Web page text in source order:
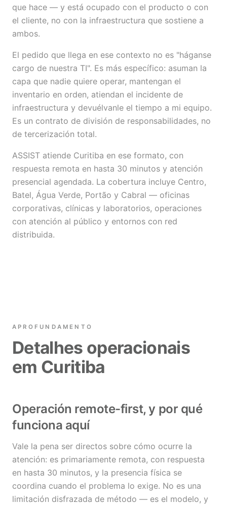
que hace — y está ocupado con el producto o con
el cliente, no con la infraestructura que sostiene a
ambos.
El pedido que llega en ese contexto no es "háganse
cargo de nuestra TI". Es más específico: asuman la
capa que nadie quiere operar, mantengan el
inventario en orden, atiendan el incidente de
infraestructura y devuélvanle el tiempo a mi equipo.
Es un contrato de división de responsabilidades, no
de tercerización total.
ASSIST atiende Curitiba en ese formato, con
respuesta remota en hasta 30 minutos y atención
presencial agendada. La cobertura incluye Centro,
Batel, Água Verde, Portão y Cabral — oficinas
corporativas, clínicas y laboratorios, operaciones
con atención al público y entornos con red
distribuida.
APROFUNDAMENTO
Detalhes operacionais
em Curitiba
Operación remote-first, y por qué
funciona aquí
Vale la pena ser directos sobre cómo ocurre la
atención: es primariamente remota, con respuesta
en hasta 30 minutos, y la presencia física se
coordina cuando el problema lo exige. No es una
limitación disfrazada de método — es el modelo, y